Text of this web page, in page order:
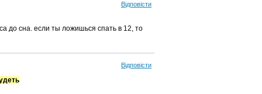
Відповісти
до сна. если ты ложишься спать в 12, то
Відповісти